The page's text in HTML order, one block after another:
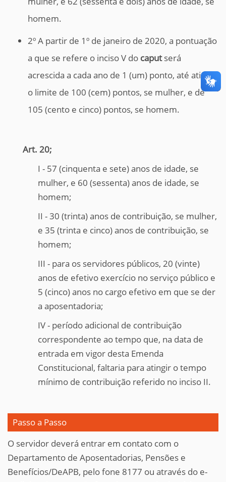
homem.
2º A partir de 1º de janeiro de 2020, a pontuação
a que se refere o inciso V do caputserá
acrescida a cada ano de 1 (um) ponto, até atingir
o limite de 100 (cem) pontos, se mulher, e de
105 (cento e cinco) pontos, se homem.
Art. 20;
I - 57 (cinquenta e sete) anos de idade, se
mulher, e 60 (sessenta) anos de idade, se
homem;
II - 30 (trinta) anos de contribuição, se mulher,
e 35 (trinta e cinco) anos de contribuição, se
homem;
III - para os servidores públicos, 20 (vinte)
anos de efetivo exercício no serviço público e
5 (cinco) anos no cargo efetivo em que se der
a aposentadoria;
IV - período adicional de contribuição
correspondente ao tempo que, na data de
entrada em vigor desta Emenda
Constitucional, faltaria para atingir o tempo
mínimo de contribuição referido no inciso II.
Passo a Passo
O servidor deverá entrar em contato com o
Departamento de Aposentadorias, Pensões e
Benefícios/DeAPB, pelo fone 8177 ou através do e-